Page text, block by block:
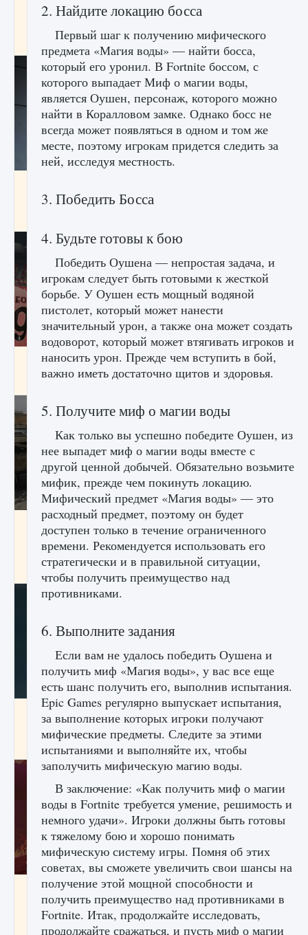
«Идет сохранение мира — Невозможно
начать сохранение данных мира»
9 августа 2024 2 711 0 0
FC 25
Входят ли «Милан» и «Интер» в EA FC 25
9 августа 2024 2 064 0 1
Как исправить текстовую ошибку
пользовательского интерфейса Delta
Force Hawk Ops
9 августа 2024 1 945 0 0
Как проверить статус сервера Delta Force
Hawk Ops
9 августа 2024 1 286
Как приручить существ джунглей Нари в
игре Creatures of Ava
9 августа 2024 1 218 0 0
2. Найдите локацию босса
Первый шаг к получению мифического
предмета «Магия воды» — найти босса,
который его уронил. В Fortnite боссом, с
которого выпадает Миф о магии воды,
является Оушен, персонаж, которого можно
найти в Коралловом замке. Однако босс не
всегда может появляться в одном и том же
месте, поэтому игрокам придется следить за
ней, исследуя местность.
3. Победить Босса
4. Будьте готовы к бою
Победить Оушена — непростая задача, и
игрокам следует быть готовыми к жесткой
борьбе. У Оушен есть мощный водяной
пистолет, который может нанести
значительный урон, а также она может создать
водоворот, который может втягивать игроков и
наносить урон. Прежде чем вступить в бой,
важно иметь достаточно щитов и здоровья.
5. Получите миф о магии воды
Как только вы успешно победите Оушен, из
нее выпадет миф о магии воды вместе с
другой ценной добычей. Обязательно возьмите
мифик, прежде чем покинуть локацию.
Мифический предмет «Магия воды» — это
расходный предмет, поэтому он будет
доступен только в течение ограниченного
времени. Рекомендуется использовать его
стратегически и в правильной ситуации,
чтобы получить преимущество над
противниками.
6. Выполните задания
Если вам не удалось победить Оушена и
получить миф «Магия воды», у вас все еще
есть шанс получить его, выполнив испытания.
Epic Games регулярно выпускает испытания,
за выполнение которых игроки получают
мифические предметы. Следите за этими
испытаниями и выполняйте их, чтобы
заполучить мифическую магию воды.
В заключение: «Как получить миф о магии
воды в Fortnite требуется умение, решимость и
немного удачи». Игроки должны быть готовы
к тяжелому бою и хорошо понимать
мифическую систему игры. Помня об этих
советах, вы сможете увеличить свои шансы на
получение этой мощной способности и
получить преимущество над противниками в
Fortnite. Итак, продолжайте исследовать,
продолжайте сражаться, и пусть миф о магии